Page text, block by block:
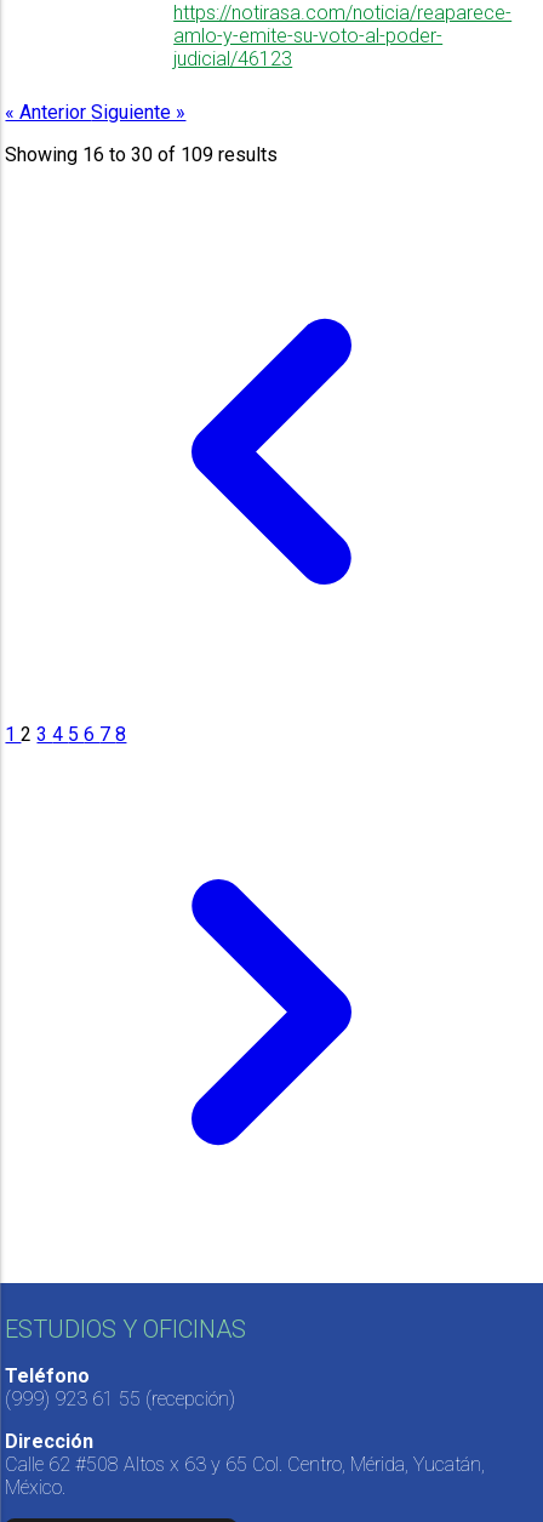
https://notirasa.com/noticia/reaparece-
amlo-y-emite-su-voto-al-poder-
judicial/46123
« AnteriorSiguiente »
Showing 16 to30 of 109 results
12 34 56 78
ESTUDIOS Y OFICINAS
Teléfono
(999) 923 61 55 (recepción)
Dirección
Calle 62 #508 Altos x 63 y 65 Col. Centro, Mérida, Yucatán,
México.